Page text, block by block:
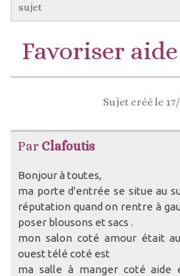
sujet
Favoriser
Sujet créé le
Par Clafoutis
Bonjour à toutes,
ma porte d'entrée se situe au
réputation quand on rentre à
poser blousons et sacs .
mon salon coté amour était
ouest télé coté est
ma salle à manger coté aide